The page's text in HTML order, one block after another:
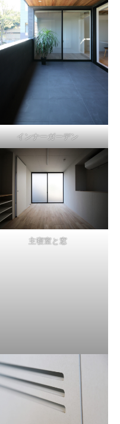
インナーガーデン
主寝室と窓